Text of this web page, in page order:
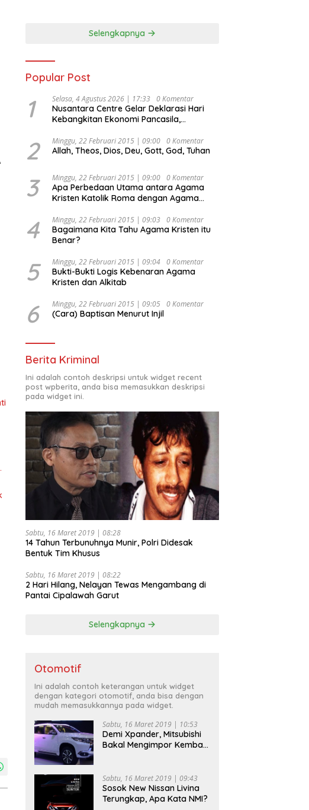
Selengkapnya
Popular Post
1 Selasa, 4 Agustus 2026 | 17:33 0 Komentar
Nusantara Centre Gelar Deklarasi Hari
Kebangkitan Ekonomi Pancasila,
Djojohadikusumo Anti Penjajahan
(Pergolakan Ekonomi Politik Indonesia) &
Undang Perekonomian Nasional dan
Kesejahteraan Sosial dalam Menata
Bangsa Menuju Indonesia Emas 2045”,
2 Minggu, 22 Februari 2015 | 09:00 0 Komentar
Allah, Theos, Dios, Deu, Gott, God, Tuhan
3 Minggu, 22 Februari 2015 | 09:00 0 Komentar
Apa Perbedaan Utama antara Agama
Kristen Katolik Roma dengan Agama
4 Minggu, 22 Februari 2015 | 09:03 0 Komentar
Bagaimana Kita Tahu Agama Kristen itu
Benar?
5 Minggu, 22 Februari 2015 | 09:04 0 Komentar
Bukti-Bukti Logis Kebenaran Agama
Kristen dan Alkitab
6 Minggu, 22 Februari 2015 | 09:05 0 Komentar
(Cara) Baptisan Menurut Injil
Berita Kriminal
Ini adalah contoh deskripsi untuk widget recent
post wpberita, anda bisa memasukkan deskripsi
pada widget ini.
Sabtu, 16 Maret 2019 | 08:28
14 Tahun Terbunuhnya Munir, Polri Didesak
Bentuk Tim Khusus
Sabtu, 16 Maret 2019 | 08:22
2 Hari Hilang, Nelayan Tewas Mengambang di
Pantai Cipalawah Garut
Selengkapnya
Otomotif
Ini adalah contoh keterangan untuk widget
dengan kategori otomotif, anda bisa dengan
mudah memasukkannya pada widget.
Sabtu, 16 Maret 2019 | 10:53
Demi Xpander, Mitsubishi
Bakal Mengimpor Kembali
Sabtu, 16 Maret 2019 | 09:43
Sosok New Nissan Livina
Terungkap, Apa Kata NMI?